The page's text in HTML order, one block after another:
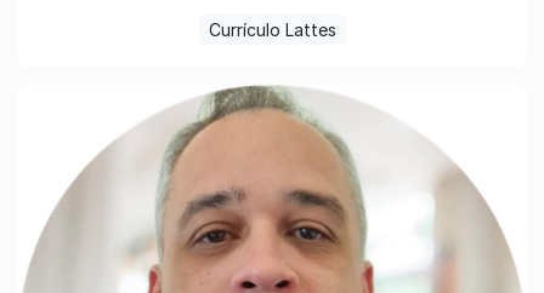
Currículo Lattes